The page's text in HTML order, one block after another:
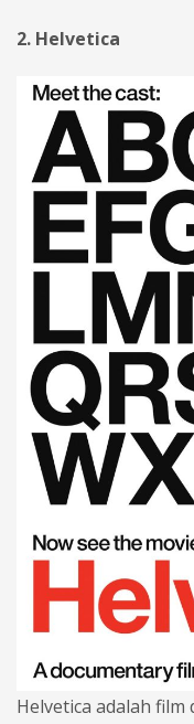
2. Helvetica
Helvetica adalah